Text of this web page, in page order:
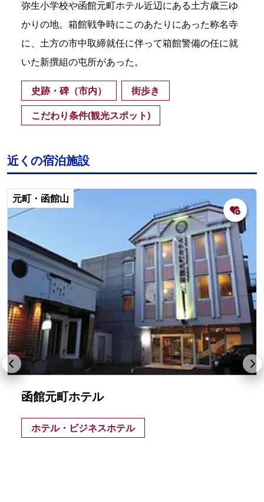
弥生小学校や函館元町ホテル近辺にある土方歳三ゆ
かりの地。箱館戦争時にこのあたりにあった称名寺
に、土方の市中取締就任に伴って箱館警備の任に就
いた新撰組の屯所があった。
史跡・碑（市内）
街歩き
こだわり条件(観光スポット)
近くの宿泊施設
元町・函館山
函館元町ホテル
ホテル・ビジネスホテル